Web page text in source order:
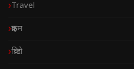
Travel
क्राइम
क्रिप्टो